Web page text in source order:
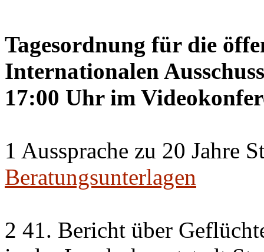
Tagesordnung für die
Internationalen
17:00 Uhr im
1 Aussprache zu 20 Jahre
Beratungsunterlagen
2 41. Bericht über